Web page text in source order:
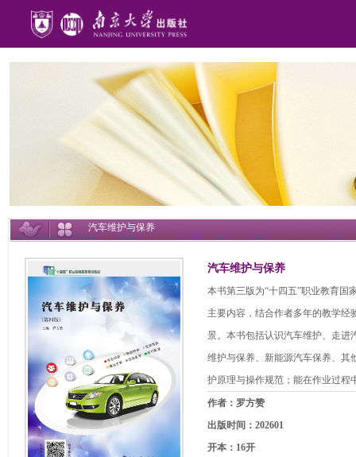
汽车维护与保养
汽车维护与保养
本书第三版为“十四五”职业教育国
主要内容，结合作者多年的教学
景。本书包括认识汽车维护、走进
维护与保养、新能源汽车保养、其
护原理与操作规范；能在作业过程
作者：罗方赞
出版时间：202601
开本：16开